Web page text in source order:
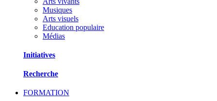
Musiques
Arts visuels
Education populaire
Médias
Initiatives
Recherche
FORMATION